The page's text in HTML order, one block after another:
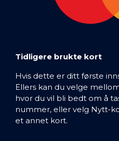
Tidligere brukte kort
Hvis dette er ditt første
Ellers kan du velge
hvor du vil bli bedt om å
nummer, eller velg Nytt-
et annet kort.